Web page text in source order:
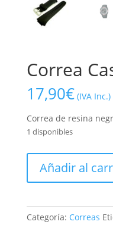
Correa
17,90€ (IVA Inc.)
Correa de resina
1 disponibles
Casio
G-
cantidad
Añadir al
Categoría: Correas